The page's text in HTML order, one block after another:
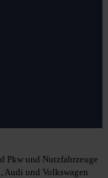
Pkw und Nutzfahrzeuge
Audi und Volkswagen